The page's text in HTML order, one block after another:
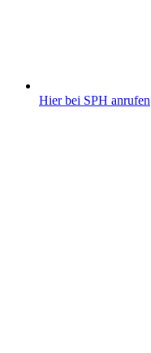
Hier bei SPH anrufen